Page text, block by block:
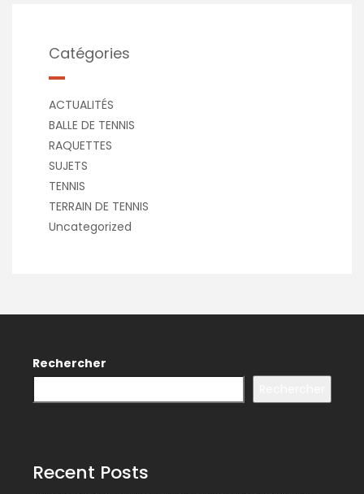
Catégories
ACTUALITÉS
BALLE DE TENNIS
RAQUETTES
SUJETS
TENNIS
TERRAIN DE TENNIS
Uncategorized
Rechercher
Recent Posts